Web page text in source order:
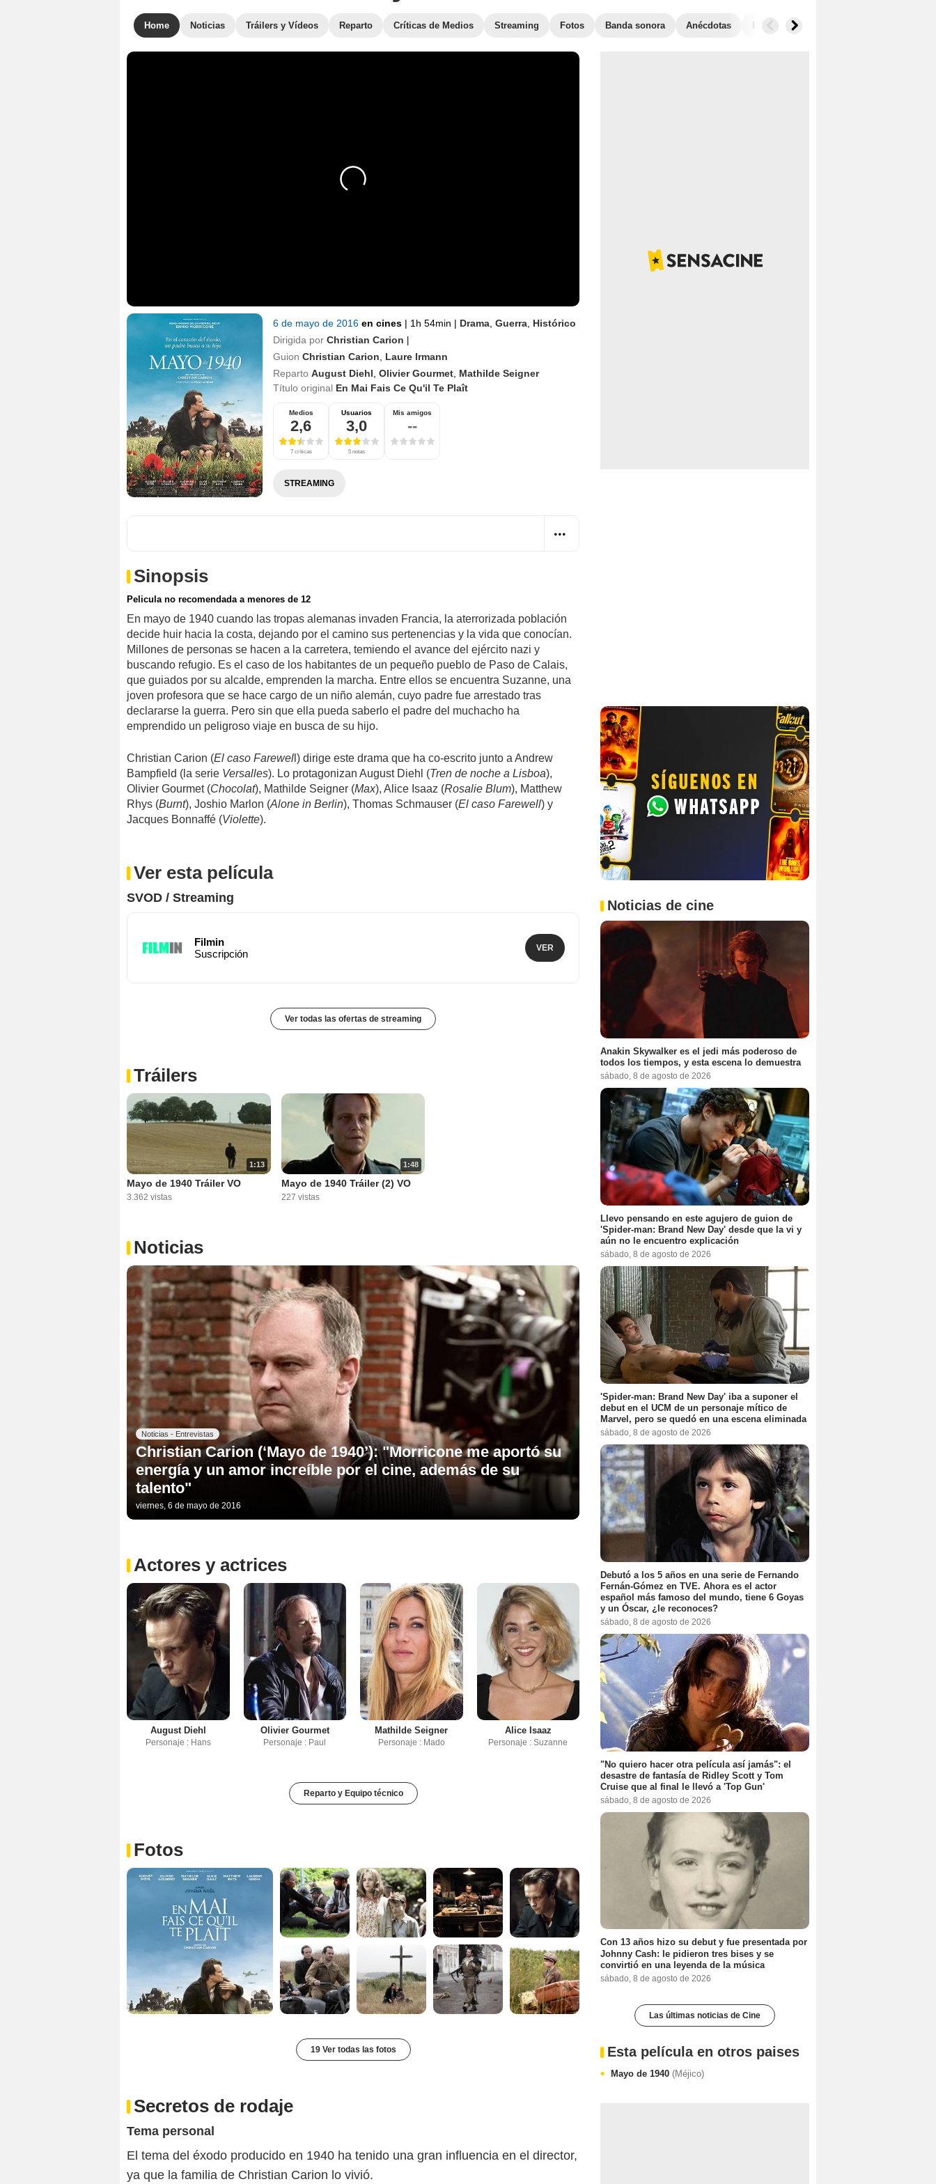
Home Noticias Tráilers y Vídeos Reparto Críticas de Medios Streaming Fotos Banda sonora Anécdotas Películas similares
6 de mayo de 2016 en cines | 1h 54min | Drama Guerra Histórico
Dirigida por Christian Carion |
Guion Christian Carion
Laure Irmann
Reparto August Diehl Olivier Gourmet Mathilde Seigner
Título original En Mai Fais Ce Qu'il Te Plaît
Medios
2,6
7 críticas
Usuarios
3,0
5 notas
Mis amigos
--
STREAMING
Sinopsis
Pelicula no recomendada a menores de 12
En mayo de 1940 cuando las tropas alemanas invaden Francia, la aterrorizada población
decide huir hacia la costa, dejando por el camino sus pertenencias y la vida que conocían.
Millones de personas se hacen a la carretera, temiendo el avance del ejército nazi y
buscando refugio. Es el caso de los habitantes de un pequeño pueblo de Paso de Calais,
que guiados por su alcalde, emprenden la marcha. Entre ellos se encuentra Suzanne, una
joven profesora que se hace cargo de un niño alemán, cuyo padre fue arrestado tras
declararse la guerra. Pero sin que ella pueda saberlo el padre del muchacho ha
emprendido un peligroso viaje en busca de su hijo.
Christian Carion (El caso Farewel l) dirige este drama que ha co-escrito junto a Andrew
Bampfield (la serie Versalles). Lo protagonizan August Diehl (Tren de noche a Lisboa),
Olivier Gourmet (Chocolat), Mathilde Seigner (Max), Alice Isaaz (Rosalie Blum), Matthew
Rhys (Burnt), Joshio Marlon (Alone in Berlin), Thomas Schmauser (El caso Farewell) y
Jacques Bonnaffé (Violette).
Ver esta película
SVOD / Streaming
Filmin
Suscripción
VER
Ver todas las ofertas de streaming
Tráilers
1:13
Mayo de 1940 Tráiler VO
3.362 vistas
1:48
Mayo de 1940 Tráiler (2) VO
227 vistas
Noticias
Noticias - Entrevistas
Christian Carion (‘Mayo de 1940’): "Morricone me aportó su
energía y un amor increíble por el cine, además de su
talento"
viernes, 6 de mayo de 2016
Actores y actrices
August Diehl
Personaje : Hans
Olivier Gourmet
Personaje : Paul
Mathilde Seigner
Personaje : Mado
Alice Isaaz
Personaje : Suzanne
Reparto y Equipo técnico
Fotos
19 Ver todas las fotos
Secretos de rodaje
Tema personal
El tema del éxodo producido en 1940 ha tenido una gran influencia en el director,
ya que la familia de Christian Carion lo vivió.
Noticias de cine
Anakin Skywalker es el jedi más poderoso de
todos los tiempos, y esta escena lo demuestra
sábado, 8 de agosto de 2026
Llevo pensando en este agujero de guion de
'Spider-man: Brand New Day' desde que la vi y
aún no le encuentro explicación
sábado, 8 de agosto de 2026
'Spider-man: Brand New Day' iba a suponer el
debut en el UCM de un personaje mítico de
Marvel, pero se quedó en una escena eliminada
sábado, 8 de agosto de 2026
Debutó a los 5 años en una serie de Fernando
Fernán-Gómez en TVE. Ahora es el actor
español más famoso del mundo, tiene 6 Goyas
y un Óscar, ¿le reconoces?
sábado, 8 de agosto de 2026
"No quiero hacer otra película así jamás": el
desastre de fantasía de Ridley Scott y Tom
Cruise que al final le llevó a 'Top Gun'
sábado, 8 de agosto de 2026
Con 13 años hizo su debut y fue presentada por
Johnny Cash: le pidieron tres bises y se
convirtió en una leyenda de la música
sábado, 8 de agosto de 2026
Las últimas noticias de Cine
Esta película en otros paises
Mayo de 1940 (Méjico)